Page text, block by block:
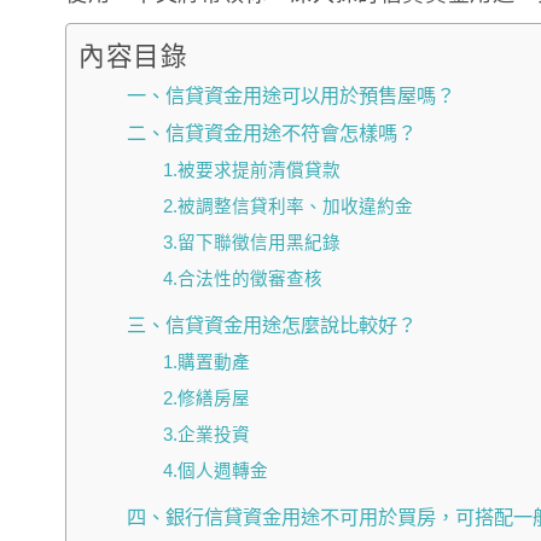
內容目錄
一、信貸資金用途可以用於預售屋嗎？
二、信貸資金用途不符會怎樣嗎？
1.被要求提前清償貸款
2.被調整信貸利率、加收違約金
3.留下聯徵信用黑紀錄
4.合法性的徵審查核
三、信貸資金用途怎麼說比較好？
1.購置動產
2.修繕房屋
3.企業投資
4.個人週轉金
四、銀行信貸資金用途不可用於買房，可搭配一